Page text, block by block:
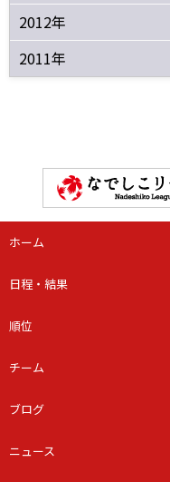
2012年
2011年
ホーム
日程・結果
順位
チーム
ブログ
ニュース